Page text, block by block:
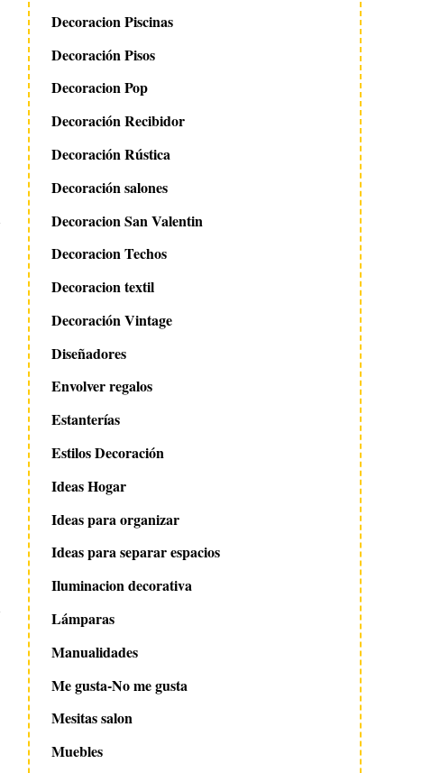
Decoracion Piscinas
Decoración Pisos
Decoracion Pop
Decoración Recibidor
Decoración Rústica
Decoración salones
Decoracion San Valentin
Decoracion Techos
Decoracion textil
Decoración Vintage
Diseñadores
Envolver regalos
Estanterías
Estilos Decoración
Ideas Hogar
Ideas para organizar
Ideas para separar espacios
Iluminacion decorativa
Lámparas
Manualidades
Me gusta-No me gusta
Mesitas salon
Muebles